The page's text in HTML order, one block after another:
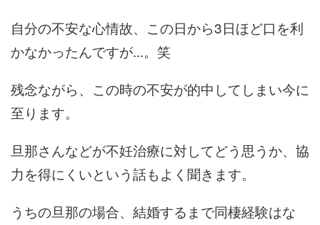
自分の不安な心情故、この日から3日ほど口を利
かなかったんですが...。笑
残念ながら、この時の不安が的中してしまい今に
至ります。
旦那さんなどが不妊治療に対してどう思うか、協
力を得にくいという話もよく聞きます。
うちの旦那の場合、結婚するまで同棲経験はな